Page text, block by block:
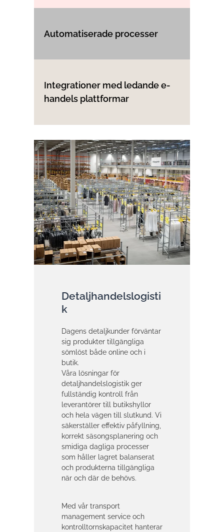
Automatiserade processer
Integrationer med ledande e-
handels plattformar
Detaljhandelslogisti
k
Dagens detaljkunder förväntar
sig produkter tillgängliga
sömlöst både online och i
butik.
Våra lösningar för
detaljhandelslogistik ger
fullständig kontroll från
leverantörer till butikshyllor
och hela vägen till slutkund. Vi
säkerställer effektiv påfyllning,
korrekt säsongsplanering och
smidiga dagliga processer
som håller lagret balanserat
och produkterna tillgängliga
när och där de behövs.
Med vår transport
management service och
kontrolltornskapacitet hanterar